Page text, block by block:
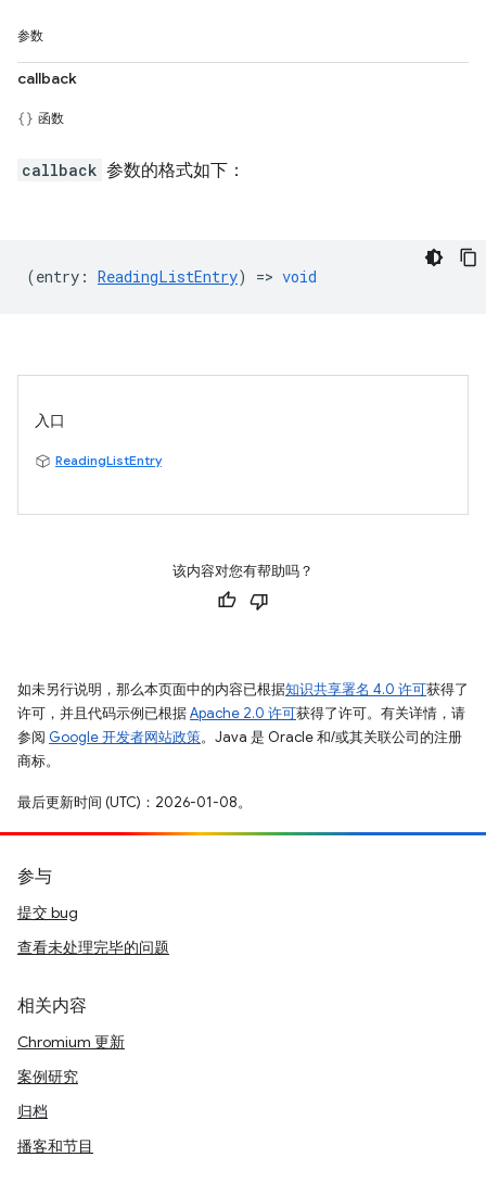
参数
callback
函数
callback 参数的格式如下：
(entry : ReadingListEntry) => void
入口
ReadingListEntry
该内容对您有帮助吗？
如未另行说明，那么本页面中的内容已根据知识共享署名 4.0 许可获得了
许可，并且代码示例已根据Apache 2.0 许可获得了许可。有关详情，请
参阅 Google 开发者网站政策。Java 是 Oracle 和/或其关联公司的注册
商标。
最后更新时间 (UTC)：2026-01-08。
参与
提交 bug
查看未处理完毕的问题
相关内容
Chromium 更新
案例研究
归档
播客和节目